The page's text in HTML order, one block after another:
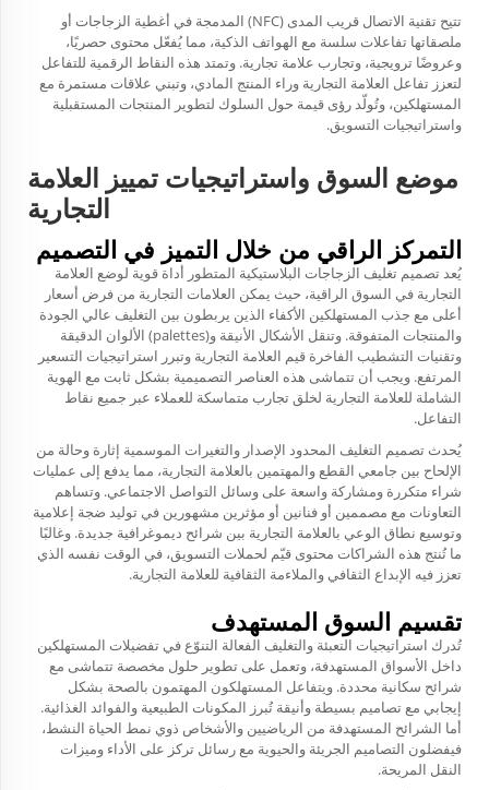
تتيح تقنية الاتصال قريب المدى (NFC) المدمجة في أغطية الزجاجات أو
ملصقاتها تفاعلات سلسة مع الهواتف الذكية، مما يُفعّل محتوى حصريًا،
وعروضًا ترويجية، وتجارب علامة تجارية. وتمتد هذه النقاط الرقمية للتفاعل
لتعزز تفاعل العلامة التجارية وراء المنتج المادي، وتبني علاقات مستمرة مع
المستهلكين، وتُولّد رؤى قيمة حول السلوك لتطوير المنتجات المستقبلية
واستراتيجيات التسويق.
موضع السوق واستراتيجيات تمييز العلامة
التجارية
التمركز الراقي من خلال التميز في التصميم
يُعد تصميم تغليف الزجاجات البلاستيكية المتطور أداة قوية لوضع العلامة
التجارية في السوق الراقية، حيث يمكن العلامات التجارية من فرض أسعار
أعلى مع جذب المستهلكين الأكفاء الذين يربطون بين التغليف عالي الجودة
والمنتجات المتفوقة. وتنقل الأشكال الأنيقة و(palettes) الألوان الدقيقة
وتقنيات التشطيب الفاخرة قيم العلامة التجارية وتبرر استراتيجيات التسعير
المرتفع. ويجب أن تتماشى هذه العناصر التصميمية بشكل ثابت مع الهوية
الشاملة للعلامة التجارية لخلق تجارب متماسكة للعملاء عبر جميع نقاط
التفاعل.
يُحدث تصميم التغليف المحدود الإصدار والتغيرات الموسمية إثارة وحالة من
الإلحاح بين جامعي القطع والمهتمين بالعلامة التجارية، مما يدفع إلى عمليات
شراء متكررة ومشاركة واسعة على وسائل التواصل الاجتماعي. وتساهم
التعاونات مع مصممين أو فنانين أو مؤثرين مشهورين في توليد ضجة إعلامية
وتوسيع نطاق الوعي بالعلامة التجارية بين شرائح ديموغرافية جديدة. وغالبًا
ما تُنتج هذه الشراكات محتوى قيّم لحملات التسويق، في الوقت نفسه الذي
تعزز فيه الإبداع الثقافي والملاءمة الثقافية للعلامة التجارية.
تقسيم السوق المستهدف
تُدرك استراتيجيات التعبئة والتغليف الفعالة التنوّع في تفضيلات المستهلكين
داخل الأسواق المستهدفة، وتعمل على تطوير حلول مخصصة تتماشى مع
شرائح سكانية محددة. ويتفاعل المستهلكون المهتمون بالصحة بشكل
إيجابي مع تصاميم بسيطة وأنيقة تُبرز المكونات الطبيعية والفوائد الغذائية.
أما الشرائح المستهدفة من الرياضيين والأشخاص ذوي نمط الحياة النشط،
فيفضلون التصاميم الجريئة والحيوية مع رسائل تركز على الأداء وميزات
النقل المريحة.